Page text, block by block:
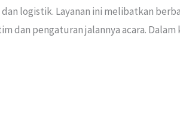
logistik. Layanan ini melibatkan
dan pengaturan jalannya acara.